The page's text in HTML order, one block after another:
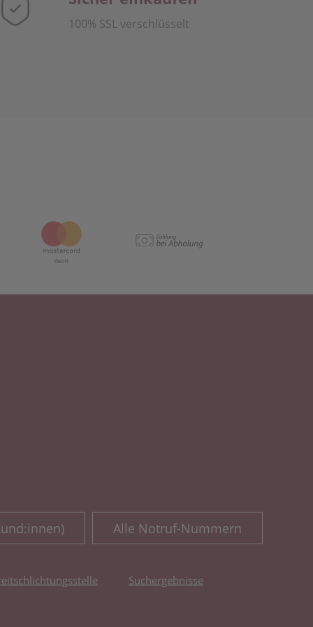
100% SSL verschlüsselt
Alle Notruf-Nummern
Suchergebnisse